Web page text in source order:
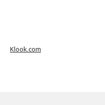
Klook.com